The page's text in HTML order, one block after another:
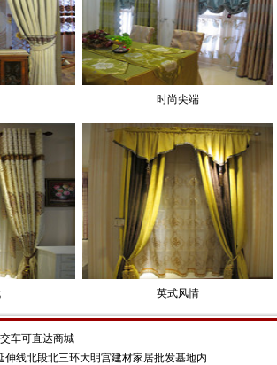
时尚尖端
英式风情
车可直达商城
伸线北段北三环大明宫建材家居批发基地内